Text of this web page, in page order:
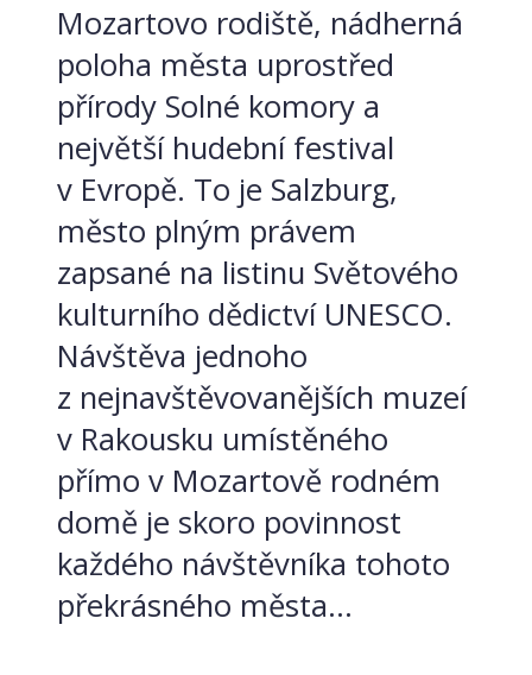
Mozartovo rodiště, nádherná
poloha města uprostřed
přírody Solné komory a
největší hudební festival
v Evropě. To je Salzburg,
město plným právem
zapsané na listinu Světového
kulturního dědictví UNESCO.
Návštěva jednoho
z nejnavštěvovanějších muzeí
v Rakousku umístěného
přímo v Mozartově rodném
domě je skoro povinnost
každého návštěvníka tohoto
překrásného města...